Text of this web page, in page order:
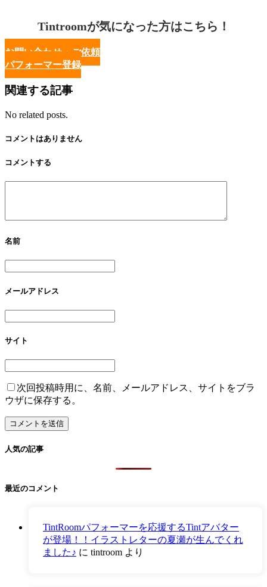
Tintroomが気になった方はこちら！
お問い合わせ・ご依頼
パフォーマー登録
関連する記事
No related posts.
コメントはありません
コメントする
名前
メールアドレス
サイト
次回投稿時用に、名前、メールアドレス、サイトをブラ
ウザに保存する。
人気の記事
最近のコメント
TintRoomパフォーマーを応援するTintアバター
が登場！！イラストレターの夏瀬が生んでくれ
ました♪ に tintroom より